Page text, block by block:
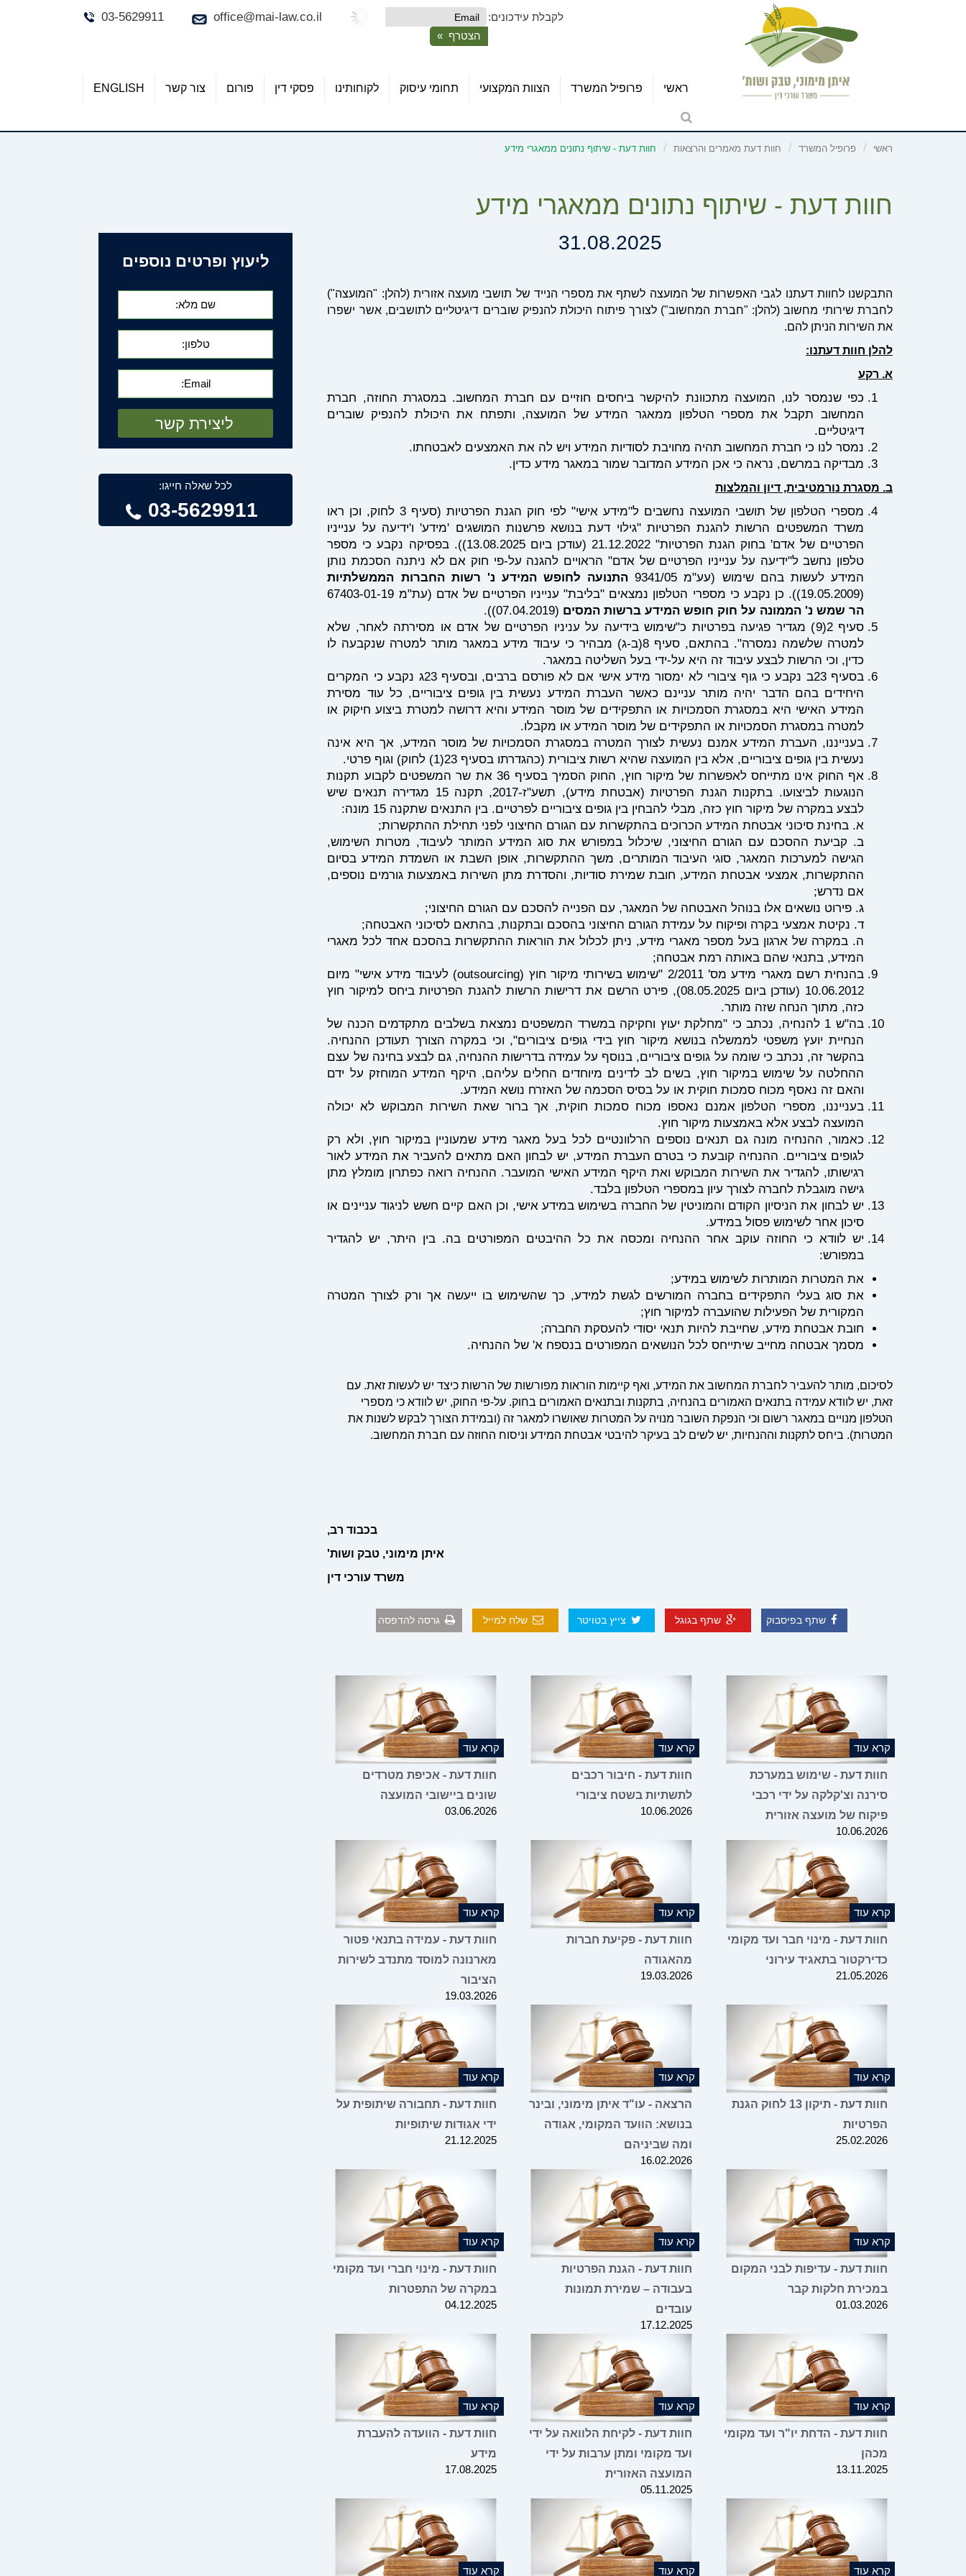
03-5629911 office@mai-law.co.il לקבלת עידכונים:
ראשי פרופיל המשרד הצוות המקצועי תחומי עיסוק לקוחותינו פסקי דין פורום צור קשר ENGLISH
ראשי פרופיל המשרד חוות דעת מאמרים והרצאות חוות דעת - שיתוף נתונים ממאגרי מידע
ליעוץ ופרטים נוספים
לכל שאלה חייגו:
03-5629911
חוות דעת - שיתוף נתונים ממאגרי מידע
31.08.2025
התבקשנו לחוות דעתנו לגבי האפשרות של המועצה לשתף את מספרי הנייד של תושבי מועצה אזורית (להלן: "המועצה")
לחברת שירותי מחשוב (להלן: "חברת המחשוב") לצורך פיתוח היכולת להנפיק שוברים דיגיטליים לתושבים, אשר ישפרו
את השירות הניתן להם.
להלן חוות דעתנו:
א. רקע
כפי שנמסר לנו, המועצה מתכוונת להיקשר ביחסים חוזיים עם חברת המחשוב. במסגרת החוזה, חברת
המחשוב תקבל את מספרי הטלפון ממאגר המידע של המועצה, ותפתח את היכולת להנפיק שוברים
דיגיטליים.
נמסר לנו כי חברת המחשוב תהיה מחויבת לסודיות המידע ויש לה את האמצעים לאבטחתו.
מבדיקה במרשם, נראה כי אכן המידע המדובר שמור במאגר מידע כדין.
ב. מסגרת נורמטיבית, דיון והמלצות
מספרי הטלפון של תושבי המועצה נחשבים ל"מידע אישי" לפי חוק הגנת הפרטיות (סעיף 3 לחוק, וכן ראו
משרד המשפטים הרשות להגנת הפרטיות "גילוי דעת בנושא פרשנות המושגים 'מידע' ו'ידיעה על ענייניו
הפרטיים של אדם' בחוק הגנת הפרטיות" 21.12.2022 (עודכן ביום 13.08.2025)). בפסיקה נקבע כי מספר
טלפון נחשב ל"ידיעה על ענייניו הפרטיים של אדם" הראויים להגנה על-פי חוק אם לא ניתנה הסכמת נותן
המידע לעשות בהם שימוש (עע"מ 9341/05
התנועה לחופש המידע נ' רשות החברות הממשלתיות
(19.05.2009)). כן נקבע כי מספרי הטלפון נמצאים "בליבת" ענייניו הפרטיים של אדם (עת"מ 67403-01-19
הר שמש נ' הממונה על חוק חופש המידע ברשות המסים (07.04.2019)).
סעיף 2(9) מגדיר פגיעה בפרטיות כ"שימוש בידיעה על עניניו הפרטיים של אדם או מסירתה לאחר, שלא
למטרה שלשמה נמסרה". בהתאם, סעיף 8(ב-ג) מבהיר כי עיבוד מידע במאגר מותר למטרה שנקבעה לו
כדין, וכי הרשות לבצע עיבוד זה היא על-ידי בעל השליטה במאגר.
בסעיף 23ב נקבע כי גוף ציבורי לא ימסור מידע אישי אם לא פורסם ברבים, ובסעיף 23ג נקבע כי המקרים
היחידים בהם הדבר יהיה מותר עניינם כאשר העברת המידע נעשית בין גופים ציבוריים, כל עוד מסירת
המידע האישי היא במסגרת הסמכויות או התפקידים של מוסר המידע והיא דרושה למטרת ביצוע חיקוק או
למטרה במסגרת הסמכויות או התפקידים של מוסר המידע או מקבלו.
בענייננו, העברת המידע אמנם נעשית לצורך המטרה במסגרת הסמכויות של מוסר המידע, אך היא אינה
נעשית בין גופים ציבוריים, אלא בין המועצה שהיא רשות ציבורית (כהגדרתו בסעיף 23(1) לחוק) וגוף פרטי.
אף החוק אינו מתייחס לאפשרות של מיקור חוץ, החוק הסמיך בסעיף 36 את שר המשפטים לקבוע תקנות
הנוגעות לביצועו. בתקנות הגנת הפרטיות (אבטחת מידע), תשע"ז-2017, תקנה 15 מגדירה תנאים שיש
לבצע במקרה של מיקור חוץ כזה, מבלי להבחין בין גופים ציבוריים לפרטיים. בין התנאים שתקנה 15 מונה:
א. בחינת סיכוני אבטחת המידע הכרוכים בהתקשרות עם הגורם החיצוני לפני תחילת ההתקשרות;
ב. קביעת ההסכם עם הגורם החיצוני, שיכלול במפורש את סוג המידע המותר לעיבוד, מטרות השימוש,
הגישה למערכות המאגר, סוגי העיבוד המותרים, משך ההתקשרות, אופן השבת או השמדת המידע בסיום
ההתקשרות, אמצעי אבטחת המידע, חובת שמירת סודיות, והסדרת מתן השירות באמצעות גורמים נוספים,
אם נדרש;
ג. פירוט נושאים אלו בנוהל האבטחה של המאגר, עם הפנייה להסכם עם הגורם החיצוני;
ד. נקיטת אמצעי בקרה ופיקוח על עמידת הגורם החיצוני בהסכם ובתקנות, בהתאם לסיכוני האבטחה;
ה. במקרה של ארגון בעל מספר מאגרי מידע, ניתן לכלול את הוראות ההתקשרות בהסכם אחד לכל מאגרי
המידע, בתנאי שהם באותה רמת אבטחה;
בהנחית רשם מאגרי מידע מס' 2/2011 "שימוש בשירותי מיקור חוץ (outsourcing) לעיבוד מידע אישי" מיום
10.06.2012 (עודכן ביום 08.05.2025), פירט הרשם את דרישות הרשות להגנת הפרטיות ביחס למיקור חוץ
כזה, מתוך הנחה שזה מותר.
בה"ש 1 להנחיה, נכתב כי "מחלקת יעוץ וחקיקה במשרד המשפטים נמצאת בשלבים מתקדמים הכנה של
הנחיית יועץ משפטי לממשלה בנושא מיקור חוץ בידי גופים ציבורים", וכי במקרה הצורך תעודכן ההנחיה.
בהקשר זה, נכתב כי שומה על גופים ציבוריים, בנוסף על עמידה בדרישות ההנחיה, גם לבצע בחינה של עצם
ההחלטה על שימוש במיקור חוץ, בשים לב לדינים מיוחדים החלים עליהם, היקף המידע המוחזק על ידם
והאם זה נאסף מכוח סמכות חוקית או על בסיס הסכמה של האזרח נושא המידע.
בענייננו, מספרי הטלפון אמנם נאספו מכוח סמכות חוקית, אך ברור שאת השירות המבוקש לא יכולה
המועצה לבצע אלא באמצעות מיקור חוץ.
כאמור, ההנחיה מונה גם תנאים נוספים הרלוונטיים לכל בעל מאגר מידע שמעוניין במיקור חוץ, ולא רק
לגופים ציבוריים. ההנחיה קובעת כי בטרם העברת המידע, יש לבחון האם מתאים להעביר את המידע לאור
רגישותו, להגדיר את השירות המבוקש ואת היקף המידע האישי המועבר. ההנחיה רואה כפתרון מומלץ מתן
גישה מוגבלת לחברה לצורך עיון במספרי הטלפון בלבד.
יש לבחון את הניסיון הקודם והמוניטין של החברה בשימוש במידע אישי, וכן האם קיים חשש לניגוד עניינים או
סיכון אחר לשימוש פסול במידע.
יש לוודא כי החוזה עוקב אחר ההנחיה ומכסה את כל ההיבטים המפורטים בה. בין היתר, יש להגדיר
במפורש:
את המטרות המותרות לשימוש במידע;
את סוג בעלי התפקידים בחברה המורשים לגשת למידע, כך שהשימוש בו ייעשה אך ורק לצורך המטרה
המקורית של הפעילות שהועברה למיקור חוץ;
חובת אבטחת מידע, שחייבת להיות תנאי יסודי להעסקת החברה;
מסמך אבטחה מחייב שיתייחס לכל הנושאים המפורטים בנספח א' של ההנחיה.
לסיכום, מותר להעביר לחברת המחשוב את המידע, ואף קיימות הוראות מפורשות של הרשות כיצד יש לעשות זאת. עם
זאת, יש לוודא עמידה בתנאים האמורים בהנחיה, בתקנות ובתנאים האמורים בחוק. על-פי החוק, יש לוודא כי מספרי
הטלפון מנויים במאגר רשום וכי הנפקת השובר מנויה על המטרות שאושרו למאגר זה (ובמידת הצורך לבקש לשנות את
המטרות). ביחס לתקנות וההנחיות, יש לשים לב בעיקר להיבטי אבטחת המידע וניסוח החוזה עם חברת המחשוב.
בכבוד רב,
איתן מימוני, טבק ושות'
משרד עורכי דין
שתף בפיסבוק שתף בגוגל צייץ בטויטר שלח למייל גרסה להדפסה
קרא עוד
חוות דעת - שימוש במערכת
סירנה וצ'קלקה על ידי רכבי
פיקוח של מועצה אזורית
10.06.2026
קרא עוד
חוות דעת - חיבור רכבים
לתשתיות בשטח ציבורי
10.06.2026
קרא עוד
חוות דעת - אכיפת מטרדים
שונים ביישובי המועצה
03.06.2026
קרא עוד
חוות דעת - מינוי חבר ועד מקומי
כדירקטור בתאגיד עירוני
21.05.2026
קרא עוד
חוות דעת - פקיעת חברות
מהאגודה
19.03.2026
קרא עוד
חוות דעת - עמידה בתנאי פטור
מארנונה למוסד מתנדב לשירות
הציבור
19.03.2026
קרא עוד
חוות דעת - תיקון 13 לחוק הגנת
הפרטיות
25.02.2026
קרא עוד
הרצאה - עו"ד איתן מימוני, ובינר
בנושא: הוועד המקומי, אגודה
ומה שביניהם
16.02.2026
קרא עוד
חוות דעת - תחבורה שיתופית על
ידי אגודות שיתופיות
21.12.2025
קרא עוד
חוות דעת - עדיפות לבני המקום
במכירת חלקות קבר
01.03.2026
קרא עוד
חוות דעת - הגנת הפרטיות
בעבודה – שמירת תמונות
עובדים
17.12.2025
קרא עוד
חוות דעת - מינוי חברי ועד מקומי
במקרה של התפטרות
04.12.2025
קרא עוד
חוות דעת - הדחת יו"ר ועד מקומי
מכהן
13.11.2025
קרא עוד
חוות דעת - לקיחת הלוואה על ידי
ועד מקומי ומתן ערבות על ידי
המועצה האזורית
05.11.2025
קרא עוד
חוות דעת - הוועדה להעברת
מידע
17.08.2025
קרא עוד קרא עוד קרא עוד